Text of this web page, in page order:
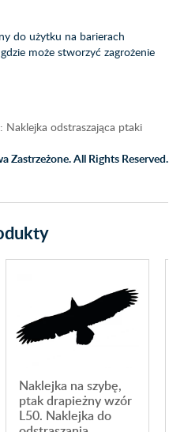
do użytku na barierach
może stworzyć zagrożenie
odstraszająca ptaki
Zastrzeżone. All Rights Reserved.
Naklejka na szybę,
ptak drapieżny wzór
L50. Naklejka do